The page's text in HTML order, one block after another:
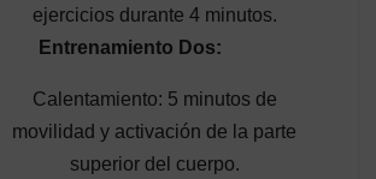
ejercicios durante 4 minutos.
Entrenamiento Dos:
Calentamiento: 5 minutos de
movilidad y activación de la parte
superior del cuerpo.